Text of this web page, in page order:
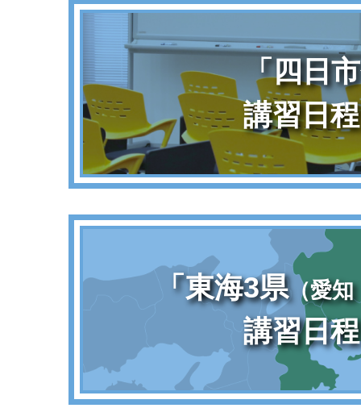
「四日
講習日
「東海3県（愛知
講習日